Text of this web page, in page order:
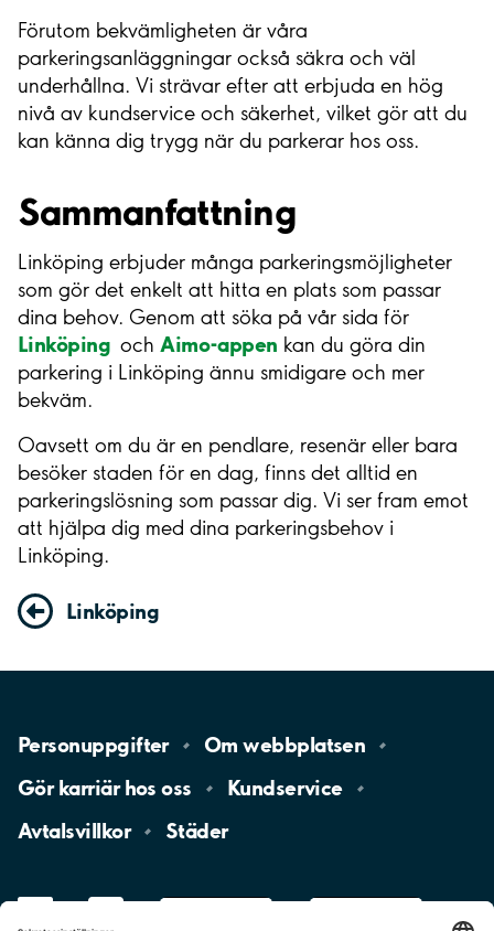
Förutom bekvämligheten är våra
parkeringsanläggningar också säkra och väl
underhållna. Vi strävar efter att erbjuda en hög
nivå av kundservice och säkerhet, vilket gör att du
kan känna dig trygg när du parkerar hos oss.
Sammanfattning
Linköping erbjuder många parkeringsmöjligheter
som gör det enkelt att hitta en plats som passar
dina behov. Genom att söka på vår sida för
Linköping ochAimo-appen kan du göra din
parkering i Linköping ännu smidigare och mer
bekväm.
Oavsett om du är en pendlare, resenär eller bara
besöker staden för en dag, finns det alltid en
parkeringslösning som passar dig. Vi ser fram emot
att hjälpa dig med dina parkeringsbehov i
Linköping.
Linköping
Personuppgifter Omwebbplatsen
Gör karriär hososs
Kundservice
Avtalsvillkor
Städer